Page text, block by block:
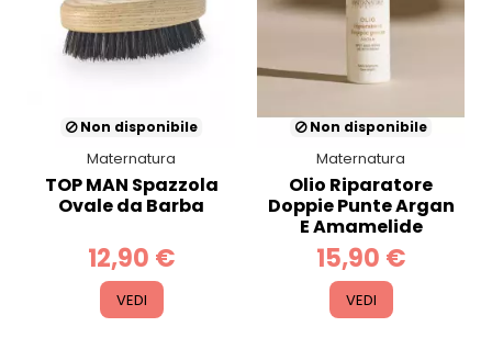
Non disponibile
Maternatura
TOP MAN Spazzola
Ovale da Barba
12,90 €
VEDI
Non disponibile
Maternatura
Olio Riparatore
Doppie Punte Argan
E Amamelide
15,90 €
VEDI